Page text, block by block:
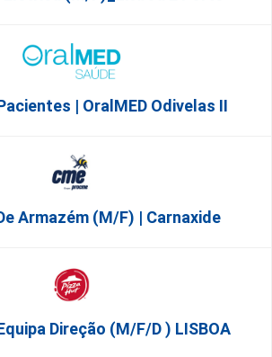
| OralMED Odivelas II
Armazém (m/f) | Carnaxide
Direção (m/f/d ) LISBOA